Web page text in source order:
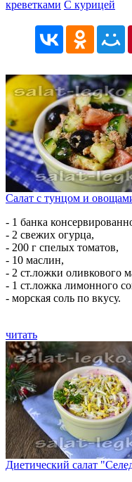
креветками С курицей
Салат с тунцом и
- 1 банка
- 2 свежих огурца,
- 200 г спелых томатов,
- 10 маслин,
- 2 ст.ложки оливкового
- 1 ст.ложка лимонного
- морская соль по вкусу.
читать
Диетический салат